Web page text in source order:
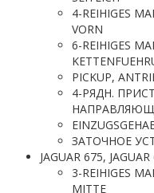
4-REIHIGES
VORN
6-REIHIGES
PICKUP,
4-РЯДН.
ЗАТОЧНОЕ
JAGUAR 675,
3-REIHIGES
MITTE